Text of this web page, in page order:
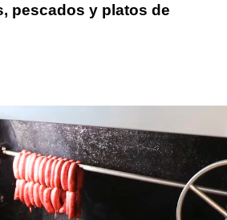
pescados y platos de